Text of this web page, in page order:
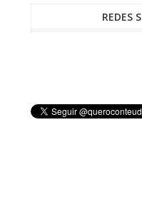
REDES